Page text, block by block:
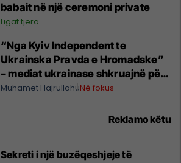
babait në një ceremoni private
Ligat tjera
“Nga Kyiv Independent te
Ukrainska Pravda e Hromadske”
– mediat ukrainase shkruajnë për
reagimin e Kosovës ndaj
Muhamet HajrullahuNë fokus
Reklamo këtu
Sekreti i një buzëqeshjeje të